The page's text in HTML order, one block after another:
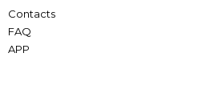
Contacts
FAQ
APP